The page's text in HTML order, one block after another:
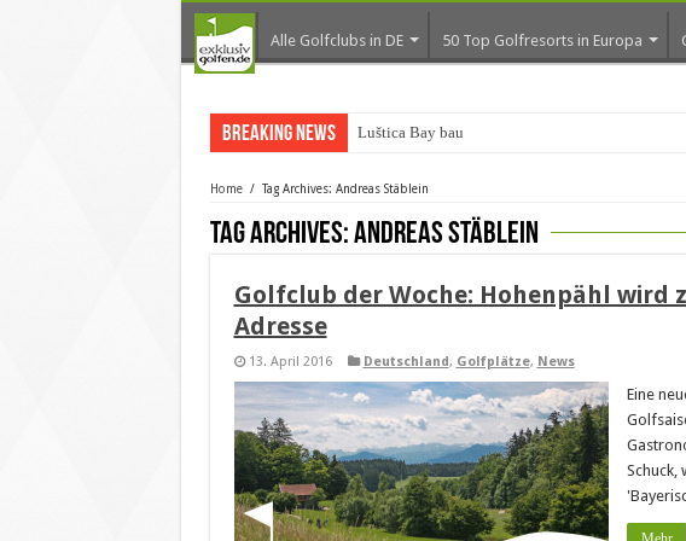
Alle Golfclubs in DE 50 Top Golfresorts in Europa
Breaking News Luštica Bay baut Monten
Home / Tag Archives: Andreas Stäblein
Tag Archives:Andreas Stäblein
Golfclub der Woche: Hohenpähl wird
Adresse
13. April 2016 Deutschland, Golfplätze, News
Eine
Schuck,